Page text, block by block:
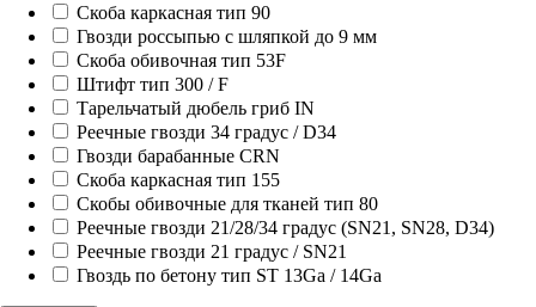
Скоба каркасная тип 90
Гвозди россыпью с шляпкой до 9 мм
Скоба обивочная тип 53F
Штифт тип 300 / F
Тарельчатый дюбель гриб IN
Реечные гвозди 34 градус / D34
Гвозди барабанные CRN
Скоба каркасная тип 155
Скобы обивочные для тканей тип 80
Реечные гвозди 21/28/34 градус (SN21, SN28, D34)
Реечные гвозди 21 градус / SN21
Гвоздь по бетону тип ST 13Ga / 14Ga